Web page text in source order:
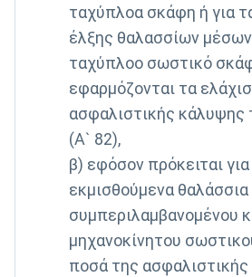
ταχύπλοα σκάφη ή για
έλξης θαλασσίων
ταχύπλοο σωστικό
εφαρμόζονται τα
ασφαλιστικής κάλυψης
(Α` 82),
β) εφόσον πρόκειται
εκμισθούμενα
συμπεριλαμβανομένου
μηχανοκίνητου
ποσά της